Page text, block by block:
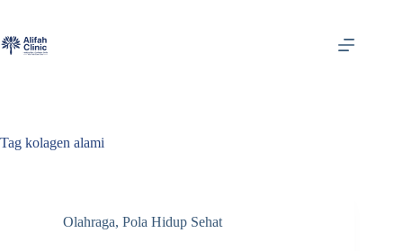
content
Tag kolagen alami
Olahraga, Pola Hidup Sehat